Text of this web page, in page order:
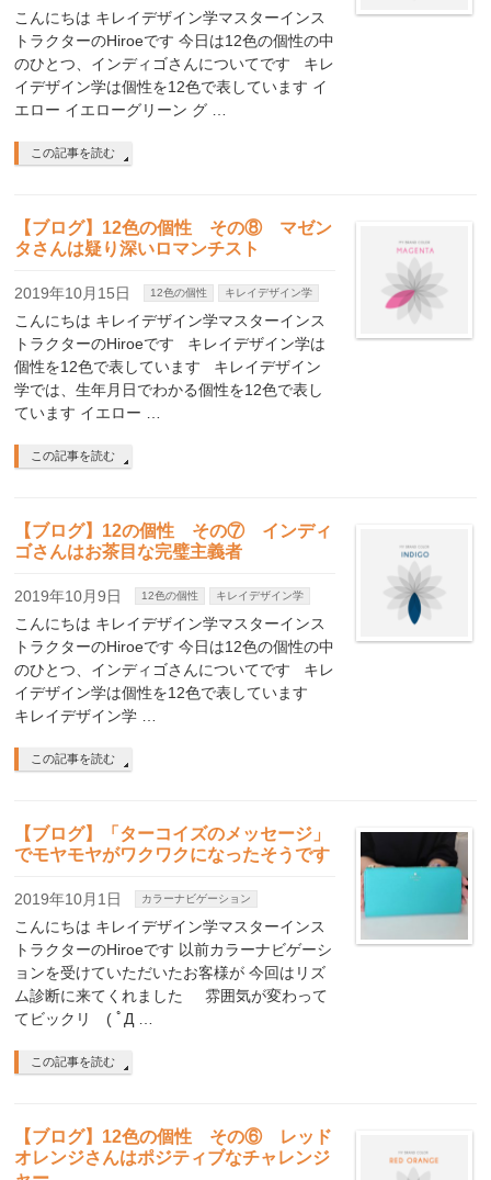
こんにちは キレイデザイン学マスターインス
トラクターのHiroeです 今日は12色の個性の中
のひとつ、インディゴさんについてです キレ
イデザイン学は個性を12色で表しています イ
エロー イエローグリーン グ …
この記事を読む
【ブログ】12色の個性 その⑧ マゼン
タさんは疑り深いロマンチスト
2019年10月15日 12色の個性 キレイデザイン学
こんにちは キレイデザイン学マスターインス
トラクターのHiroeです キレイデザイン学は
個性を12色で表しています キレイデザイン
学では、生年月日でわかる個性を12色で表し
ています イエロー …
この記事を読む
【ブログ】12の個性 その⑦ インディ
ゴさんはお茶目な完璧主義者
2019年10月9日 12色の個性 キレイデザイン学
こんにちは キレイデザイン学マスターインス
トラクターのHiroeです 今日は12色の個性の中
のひとつ、インディゴさんについてです キレ
イデザイン学は個性を12色で表しています
キレイデザイン学 …
この記事を読む
【ブログ】「ターコイズのメッセージ」
でモヤモヤがワクワクになったそうです
2019年10月1日 カラーナビゲーション
こんにちは キレイデザイン学マスターインス
トラクターのHiroeです 以前カラーナビゲーシ
ョンを受けていただいたお客様が 今回はリズ
ム診断に来てくれました 雰囲気が変わって
てビックリ ( ﾟД …
この記事を読む
【ブログ】12色の個性 その⑥ レッド
オレンジさんはポジティブなチャレンジ